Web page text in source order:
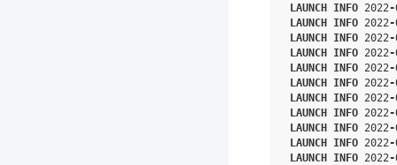
LAUNCH INFO 2022-
LAUNCH INFO 2022-
LAUNCH INFO 2022-
LAUNCH INFO 2022-
LAUNCH INFO 2022-
LAUNCH INFO 2022-
LAUNCH INFO 2022-
LAUNCH INFO 2022-
LAUNCH INFO 2022-
LAUNCH INFO 2022-
LAUNCH INFO 2022-